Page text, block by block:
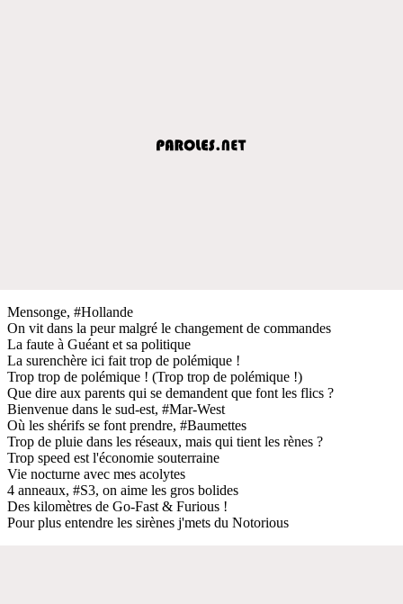
Mensonge, #Hollande
On vit dans la peur malgré le changement de commandes
La faute à Guéant et sa politique
La surenchère ici fait trop de polémique !
Trop trop de polémique ! (Trop trop de polémique !)
Que dire aux parents qui se demandent que font les flics ?
Bienvenue dans le sud-est, #Mar-West
Où les shérifs se font prendre, #Baumettes
Trop de pluie dans les réseaux, mais qui tient les rènes ?
Trop speed est l'économie souterraine
Vie nocturne avec mes acolytes
4 anneaux, #S3, on aime les gros bolides
Des kilomètres de Go-Fast & Furious !
Pour plus entendre les sirènes j'mets du Notorious